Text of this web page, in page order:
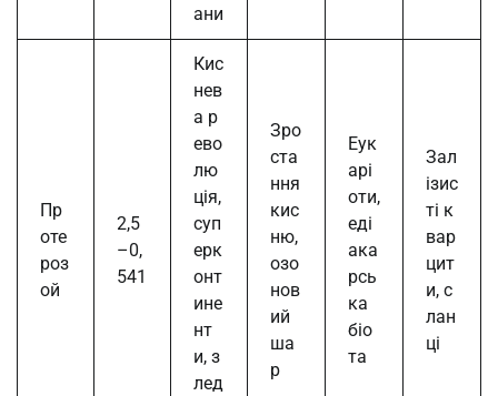
ани
Пр
оте
роз
ой
2,5
–0,
541
Кис
нев
а р
ево
лю
ція,
суп
ерк
онт
ине
нт
и, з
лед
Зро
ста
ння
кис
ню,
озо
нов
ий
ша
р
Еук
арі
оти,
еді
ака
рсь
ка
біо
та
Зал
ізис
ті к
вар
цит
и, с
лан
ці